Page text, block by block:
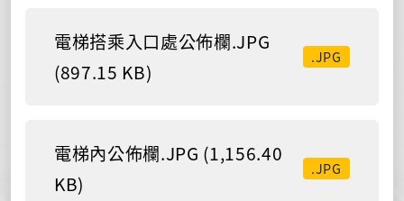
電梯搭乘入口處公佈欄.JPG
(897.15 KB)
.JPG
電梯內公佈欄.JPG (1,156.40
KB)
.JPG